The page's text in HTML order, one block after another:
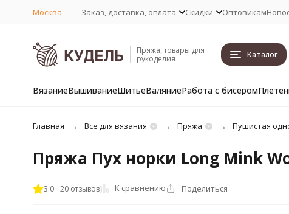
Москва Заказ, доставка, оплата Скидки Оптовикам
Пряжа, товары для
рукоделия
Каталог
ВязаниеВышиваниеШитьеВаляниеРабота с бисером
Главная Все для вязания Пряжа Пушистая
Пряжа Пух норки Long Mink
3.0 20 отзывов К сравнению Поделиться